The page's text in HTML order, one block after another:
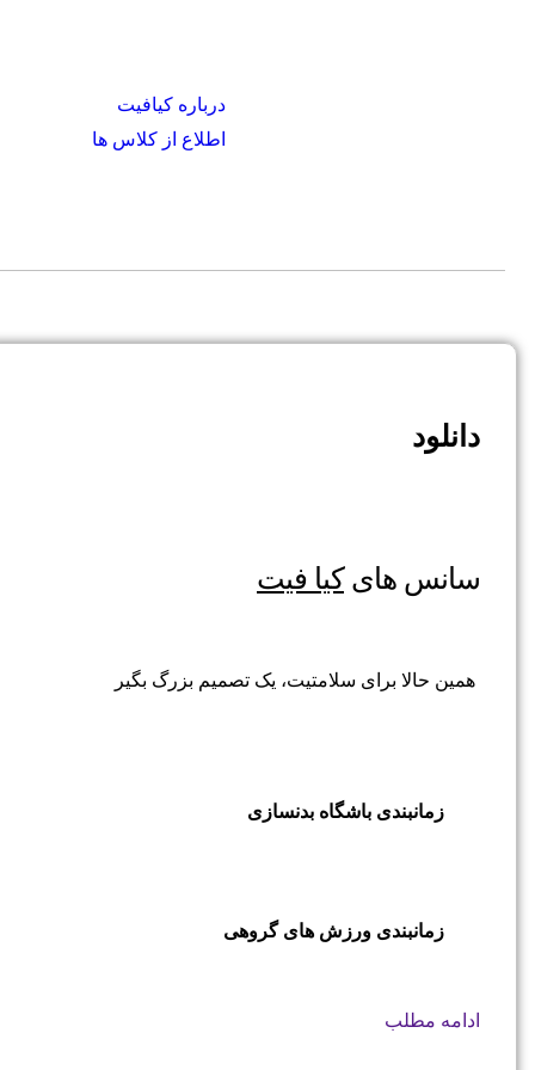
درباره کیافیت
اطلاع از کلاس ها
دانلود
سانس هایکیا فیت
همین حالا برای سلامتیت، یک تصمیم بزرگ بگیر
زمانبندی باشگاه بدنسازی
زمانبندی ورزش های گروهی
ادامه مطلب